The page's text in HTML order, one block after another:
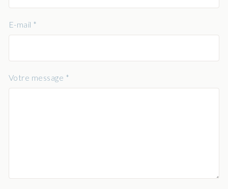
E-mail *
Votre message *